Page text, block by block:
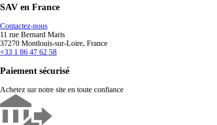
SAV en France
Contactez-nous
11 rue Bernard Maris
37270 Montlouis-sur-Loire, France
+33 1 86 47 62 58
Paiement sécurisé
Achetez sur notre site en toute confiance